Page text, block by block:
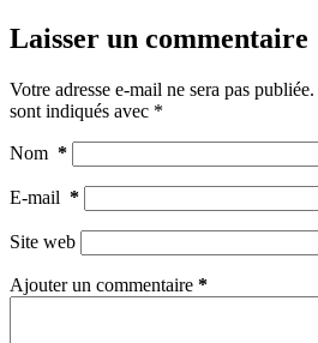
Laisser un commentaire
Votre adresse e-mail ne sera pas publiée.
sont indiqués avec *
Nom *
E-mail *
Site web
Ajouter un commentaire *